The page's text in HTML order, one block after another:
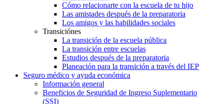
Cómo relacionarte con la escuela de tu hijo
Las amistades después de la preparatoria
Los amigos y las habilidades sociales
Transiciónes
La transición de la escuela pública
La transición entre escuelas
Estudios después de la preparatoria
Planeación para la transición a través del IEP
Seguro médico y ayuda económica
Información general
Beneficios de Seguridad de Ingreso Suplementario
(SSI)